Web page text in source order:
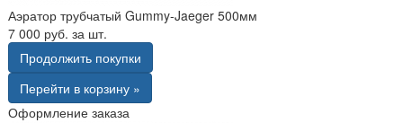
Аэратор трубчатый Gummy-Jaeger 500мм
7 000 руб. за шт.
Продолжить покупки
Перейти в корзину »
Оформление заказа